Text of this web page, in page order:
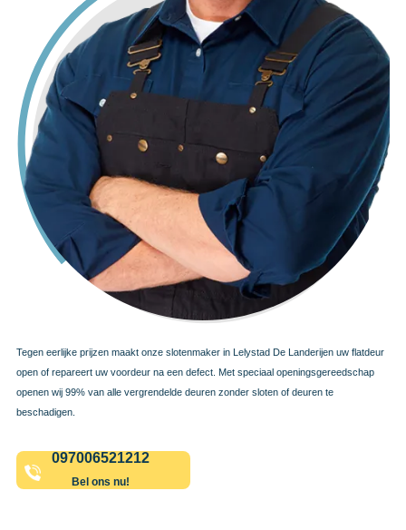
Tegen eerlijke prijzen maakt onze slotenmaker in Lelystad De Landerijen uw flatdeur
open of repareert uw voordeur na een defect. Met speciaal openingsgereedschap
openen wij 99% van alle vergrendelde deuren zonder sloten of deuren te
beschadigen.
097006521212
Bel ons nu!